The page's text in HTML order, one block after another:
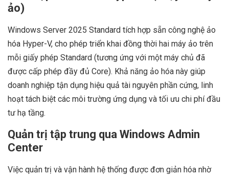
ảo)
Windows Server 2025 Standard tích hợp sẵn công nghệ ảo
hóa Hyper-V, cho phép triển khai đồng thời hai máy ảo trên
mỗi giấy phép Standard (tương ứng với một máy chủ đã
được cấp phép đầy đủ Core). Khả năng ảo hóa này giúp
doanh nghiệp tận dụng hiệu quả tài nguyên phần cứng, linh
hoạt tách biệt các môi trường ứng dụng và tối ưu chi phí đầu
tư hạ tầng.
Quản trị tập trung qua Windows Admin
Center
Việc quản trị và vận hành hệ thống được đơn giản hóa nhờ